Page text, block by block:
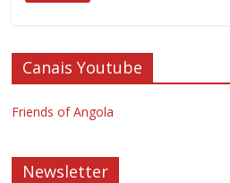
Canais Youtube
Friends of Angola
Newsletter